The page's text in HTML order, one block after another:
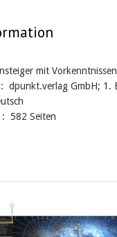
mit Vorkenntnissen
Herausgeber ‏ : ‎ dpunkt.verlag GmbH; 1.
Taschenbuch ‏ : ‎ 582 Seiten